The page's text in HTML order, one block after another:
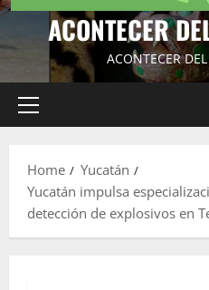
ACONTECER
ACONTECER
Primary
Home
Yucatán
Yucatán impulsa
detección de explosivos en